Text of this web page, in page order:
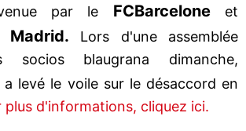
par le FCBarceloneet
Lors d'une assemblée
socios blaugrana dimanche,
a levé le voile sur le désaccord en
plus d'informations, cliquez ici.